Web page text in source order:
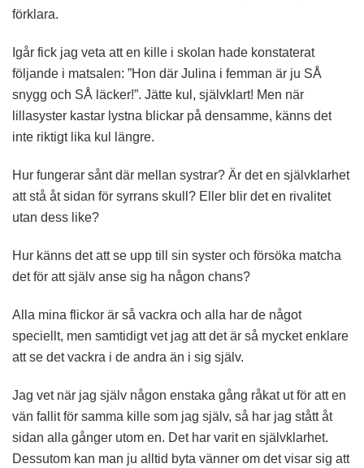
förklara.
Igår fick jag veta att en kille i skolan hade konstaterat
följande i matsalen: ”Hon där Julina i femman är ju SÅ
snygg och SÅ läcker!”. Jätte kul, självklart! Men när
lillasyster kastar lystna blickar på densamme, känns det
inte riktigt lika kul längre.
Hur fungerar sånt där mellan systrar? Är det en självklarhet
att stå åt sidan för syrrans skull? Eller blir det en rivalitet
utan dess like?
Hur känns det att se upp till sin syster och försöka matcha
det för att själv anse sig ha någon chans?
Alla mina flickor är så vackra och alla har de något
speciellt, men samtidigt vet jag att det är så mycket enklare
att se det vackra i de andra än i sig själv.
Jag vet när jag själv någon enstaka gång råkat ut för att en
vän fallit för samma kille som jag själv, så har jag stått åt
sidan alla gånger utom en. Det har varit en självklarhet.
Dessutom kan man ju alltid byta vänner om det visar sig att